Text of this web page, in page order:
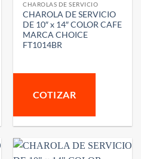
CHAROLAS DE SERVICIO
CHAROLA DE SERVICIO
DE 10″ x 14″ COLOR CAFE
MARCA CHOICE
FT1014BR
COTIZAR